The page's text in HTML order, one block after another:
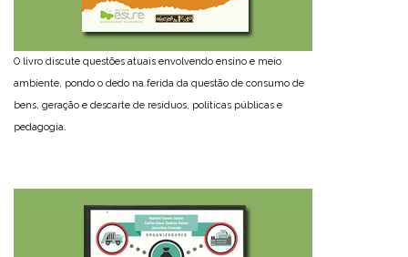
O livro discute questões atuais envolvendo ensino e meio
ambiente, pondo o dedo na ferida da questão de consumo de
bens, geração e descarte de resíduos, políticas públicas e
pedagogia.